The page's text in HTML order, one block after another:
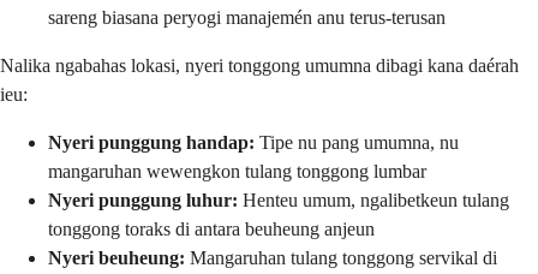
sareng biasana peryogi manajemén anu terus-terusan
Nalika ngabahas lokasi, nyeri tonggong umumna dibagi kana daérah
ieu:
Nyeri punggung handap: Tipe nu pang umumna, nu
mangaruhan wewengkon tulang tonggong lumbar
Nyeri punggung luhur: Henteu umum, ngalibetkeun tulang
tonggong toraks di antara beuheung anjeun
Nyeri beuheung: Mangaruhan tulang tonggong servikal di